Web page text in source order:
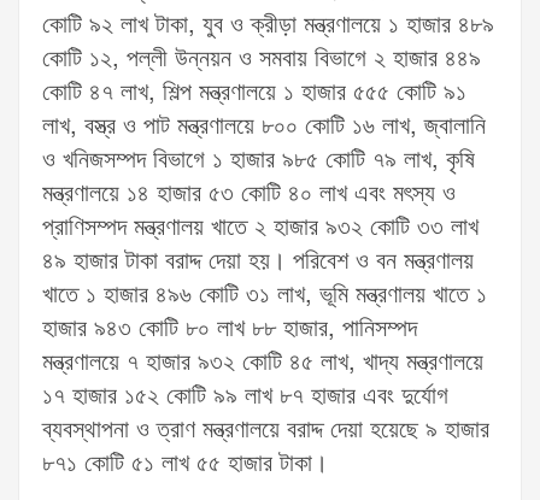
কোটি ৯২ লাখ টাকা, যুব ও ক্রীড়া মন্ত্রণালয়ে ১ হাজার ৪৮৯
কোটি ১২, পল্লী উন্নয়ন ও সমবায় বিভাগে ২ হাজার ৪৪৯
কোটি ৪৭ লাখ, শিল্প মন্ত্রণালয়ে ১ হাজার ৫৫৫ কোটি ৯১
লাখ, বস্ত্র ও পাট মন্ত্রণালয়ে ৮০০ কোটি ১৬ লাখ, জ্বালানি
ও খনিজসম্পদ বিভাগে ১ হাজার ৯৮৫ কোটি ৭৯ লাখ, কৃষি
মন্ত্রণালয়ে ১৪ হাজার ৫৩ কোটি ৪০ লাখ এবং মৎস্য ও
প্রাণিসম্পদ মন্ত্রণালয় খাতে ২ হাজার ৯৩২ কোটি ৩৩ লাখ
৪৯ হাজার টাকা বরাদ্দ দেয়া হয়। পরিবেশ ও বন মন্ত্রণালয়
খাতে ১ হাজার ৪৯৬ কোটি ৩১ লাখ, ভূমি মন্ত্রণালয় খাতে ১
হাজার ৯৪৩ কোটি ৮০ লাখ ৮৮ হাজার, পানিসম্পদ
মন্ত্রণালয়ে ৭ হাজার ৯৩২ কোটি ৪৫ লাখ, খাদ্য মন্ত্রণালয়ে
১৭ হাজার ১৫২ কোটি ৯৯ লাখ ৮৭ হাজার এবং দুর্যোগ
ব্যবস্থাপনা ও ত্রাণ মন্ত্রণালয়ে বরাদ্দ দেয়া হয়েছে ৯ হাজার
৮৭১ কোটি ৫১ লাখ ৫৫ হাজার টাকা।